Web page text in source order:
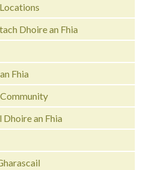
Dhoire an Fhia
Fhia
an Fhia